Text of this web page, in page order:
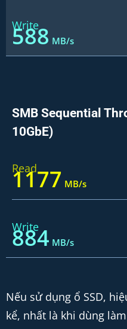
Write
590 MB/s
SMB Sequential
10GbE)
Read
1181 MB/s
Write
887 MB/s
Nếu sử dụng ổ SSD,
kể, nhất là khi dùng